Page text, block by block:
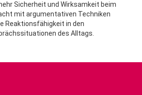
Sicherheit und Wirksamkeit beim
mit argumentativen Techniken
Reaktionsfähigkeit in den
des Alltags.